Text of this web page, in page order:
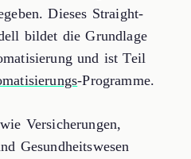
Dieses Straight-
bildet die Grundlage
und ist Teil
-Programme.
Versicherungen,
Gesundheitswesen